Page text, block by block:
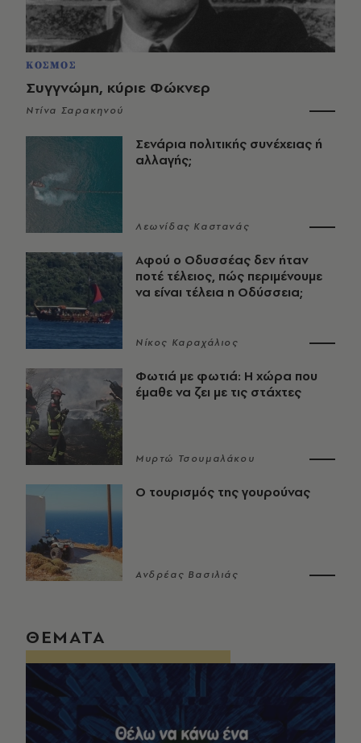
ΚΟΣΜΟΣ
Συγγνώμη, κύριε Φώκνερ
Ντίνα Σαρακηνού
Σενάρια πολιτικής συνέχειας ή
αλλαγής;
Λεωνίδας Καστανάς
Αφού ο Οδυσσέας δεν ήταν
ποτέ τέλειος, πώς περιμένουμε
να είναι τέλεια η Οδύσσεια;
Νίκος Καραχάλιος
Φωτιά με φωτιά: Η χώρα που
έμαθε να ζει με τις στάχτες
Μυρτώ Τσουμαλάκου
Ο τουρισμός της γουρούνας
Ανδρέας Βασιλιάς
ΘΕΜΑΤΑ